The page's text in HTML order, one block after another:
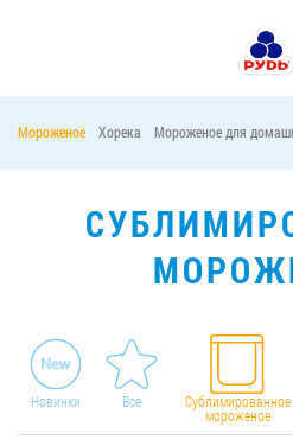
АКЦИИ
ПРЕСС-
Мороженое Хорека Мороженое для
Новинки Все Сублимированное
мороженое